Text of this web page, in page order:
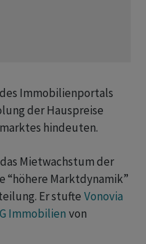
Immobilienportals
der Hauspreise
hindeuten.
Mietwachstum der
“höhere Marktdynamik”
Er stufte Vonovia
Immobilien von